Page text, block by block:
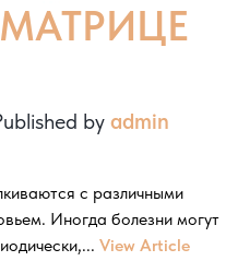
by admin
с различными
Иногда болезни могут
View Article